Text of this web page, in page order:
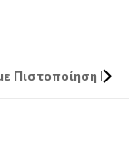
Πιστοποίηση DIN